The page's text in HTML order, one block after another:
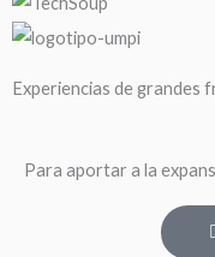
Experiencias de grandes
Para aportar a la